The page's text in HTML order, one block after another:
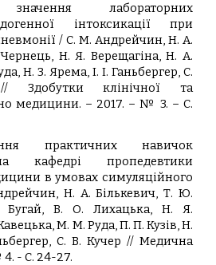
значення лабораторних
інтоксикації при
/ С. М. Андрейчин, Н. А.
Н. Я. Верещагіна, Н. А.
Н. З. Ярема, І. І. Ганьбергер, С.
// Здобутки клінічної та
медицини. – 2017. – № 3. – С.
практичних навичок
кафедрі пропедевтики
в умовах симуляційного
Н. А. Бількевич, Т. Ю.
Бугай, В. О. Лихацька, Н. Я.
М. М. Руда, П. П. Кузів, Н.
, С. В. Кучер // Медична
- С. 24-27.